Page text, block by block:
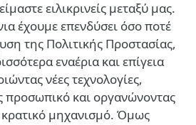
ειλικρινείς μεταξύ μας.
έχουμε επενδύσει όσο ποτέ
της Πολιτικής Προστασίας,
εναέρια και επίγεια
νέες τεχνολογίες,
και οργανώνοντας
κρατικό μηχανισμό. Όμως